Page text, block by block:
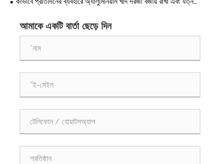
আমাকে একটি বার্তা ছেড়ে দিন